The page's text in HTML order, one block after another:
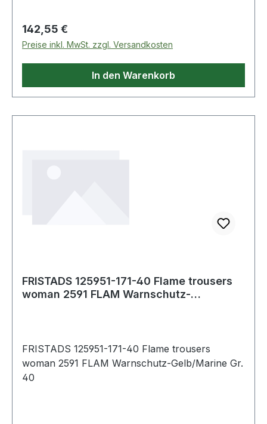
Regulärer Preis:
142,55 €
Preise inkl. MwSt. zzgl. Versandkosten
In den Warenkorb
FRISTADS 125951-171-40 Flame trousers
woman 2591 FLAM Warnschutz-
FRISTADS 125951-171-40 Flame trousers
woman 2591 FLAM Warnschutz-Gelb/Marine Gr.
40